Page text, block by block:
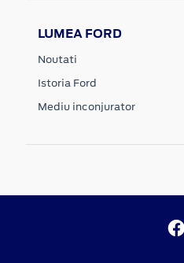
LUMEA FORD
Noutati
Istoria Ford
Mediu inconjurator